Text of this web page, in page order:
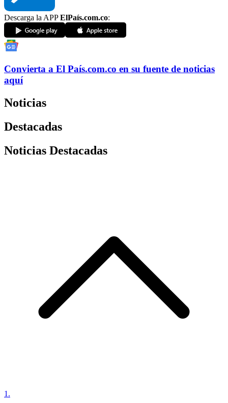
Descarga la APPElPaís.com.co:
Convierta a El País.com.co en su fuente de noticias
aquí
Noticias
Destacadas
Noticias Destacadas
1 .